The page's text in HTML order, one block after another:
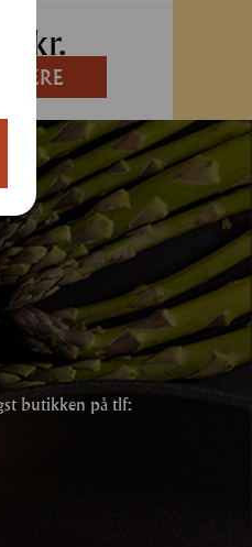
kr.
MERE
butikken på tlf: